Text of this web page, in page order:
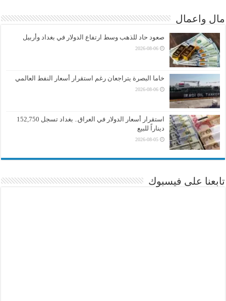
مال واعمال
صعود حاد للذهب وسط ارتفاع الدولار في بغداد وأربيل
2026-08-06
خاما البصرة يتراجعان رغم استقرار أسعار النفط العالمي
2026-08-06
استقرار أسعار الدولار في العراق.. بغداد تسجل 152,750
ديناراً للبيع
2026-08-05
تابعنا على فيسبوك